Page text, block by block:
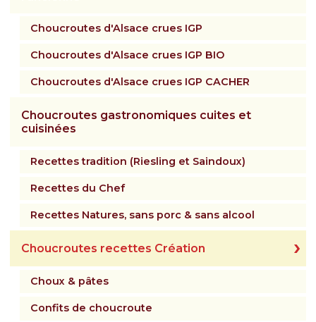
Choucroutes d'Alsace crues IGP
Choucroutes d'Alsace crues IGP BIO
Choucroutes d'Alsace crues IGP CACHER
Choucroutes gastronomiques cuites et
cuisinées
Recettes tradition (Riesling et Saindoux)
Recettes du Chef
Recettes Natures, sans porc & sans alcool
Choucroutes recettes Création
Choux & pâtes
Confits de choucroute